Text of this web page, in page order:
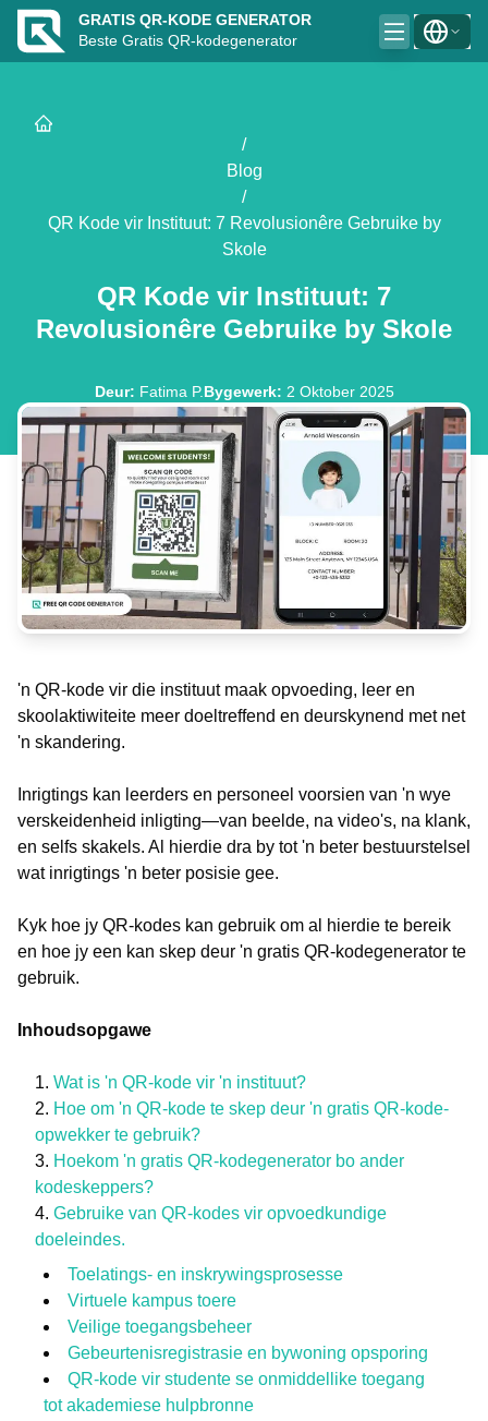
GRATIS QR-KODE GENERATOR
Beste Gratis QR-kodegenerator
/
Blog
/
QR Kode vir Instituut: 7 Revolusionêre Gebruike by
Skole
QR Kode vir Instituut: 7
Revolusionêre Gebruike by Skole
Deur: Fatima P.Bygewerk: 2 Oktober 2025
'n QR-kode vir die instituut maak opvoeding, leer en
skoolaktiwiteite meer doeltreffend en deurskynend met net
'n skandering.
Inrigtings kan leerders en personeel voorsien van 'n wye
verskeidenheid inligting—van beelde, na video's, na klank,
en selfs skakels. Al hierdie dra by tot 'n beter bestuurstelsel
wat inrigtings 'n beter posisie gee.
Kyk hoe jy QR-kodes kan gebruik om al hierdie te bereik
en hoe jy een kan skep deur 'n gratis QR-kodegenerator te
gebruik.
Inhoudsopgawe
Wat is 'n QR-kode vir 'n instituut?
Hoe om 'n QR-kode te skep deur 'n gratis QR-kode-
opwekker te gebruik?
Hoekom 'n gratis QR-kodegenerator bo ander
kodeskeppers?
Gebruike van QR-kodes vir opvoedkundige
doeleindes.
Toelatings- en inskrywingsprosesse
Virtuele kampus toere
Veilige toegangsbeheer
Gebeurtenisregistrasie en bywoning opsporing
QR-kode vir studente se onmiddellike toegang
tot akademiese hulpbronne